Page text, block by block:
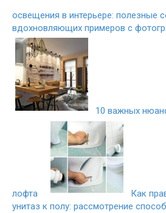
освещения в интерьере: полезные
вдохновляющих примеров с
10 важных
лофта
Как
унитаз к полу: рассмотрение